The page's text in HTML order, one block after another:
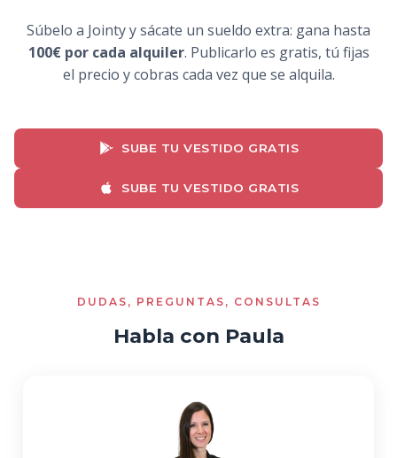
Súbelo a Jointy y sácate un sueldo extra: gana hasta
100€ por cada alquiler. Publicarlo es gratis, tú fijas
el precio y cobras cada vez que se alquila.
SUBE TU VESTIDO GRATIS
SUBE TU VESTIDO GRATIS
DUDAS, PREGUNTAS, CONSULTAS
Habla con Paula